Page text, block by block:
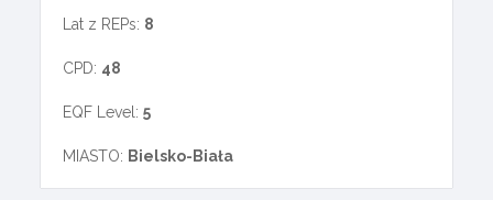
Lat z REPs: 8
CPD: 48
EQF Level:5
MIASTO: Bielsko-Biała